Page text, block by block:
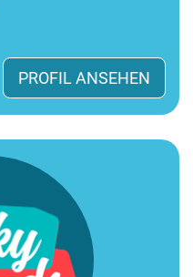
PROFIL ANSEHEN